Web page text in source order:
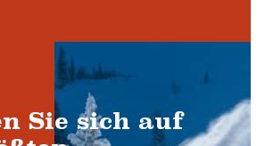
Sie sich auf